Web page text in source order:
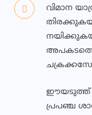
വിമാന
ഈയടുത്ത്
പ്രപഞ്ച